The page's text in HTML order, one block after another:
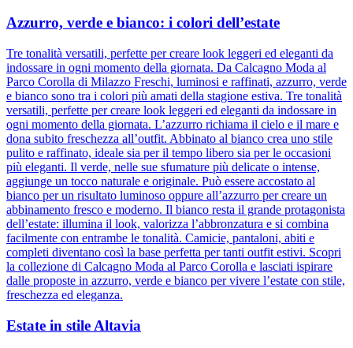
Azzurro, verde e bianco: i colori dell’estate
Tre tonalità versatili, perfette per creare look leggeri ed eleganti da
indossare in ogni momento della giornata. Da Calcagno Moda al
Parco Corolla di Milazzo Freschi, luminosi e raffinati, azzurro, verde
e bianco sono tra i colori più amati della stagione estiva. Tre tonalità
versatili, perfette per creare look leggeri ed eleganti da indossare in
ogni momento della giornata. L’azzurro richiama il cielo e il mare e
dona subito freschezza all’outfit. Abbinato al bianco crea uno stile
pulito e raffinato, ideale sia per il tempo libero sia per le occasioni
più eleganti. Il verde, nelle sue sfumature più delicate o intense,
aggiunge un tocco naturale e originale. Può essere accostato al
bianco per un risultato luminoso oppure all’azzurro per creare un
abbinamento fresco e moderno. Il bianco resta il grande protagonista
dell’estate: illumina il look, valorizza l’abbronzatura e si combina
facilmente con entrambe le tonalità. Camicie, pantaloni, abiti e
completi diventano così la base perfetta per tanti outfit estivi. Scopri
la collezione di Calcagno Moda al Parco Corolla e lasciati ispirare
dalle proposte in azzurro, verde e bianco per vivere l’estate con stile,
freschezza ed eleganza.
Estate in stile Altavia